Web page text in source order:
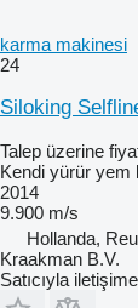
karma makinesi
24
Siloking
Talep üzerine
Kendi yürür
2014
9.900 m/s
Hollanda,
Kraakman B.V.
Satıcıyla